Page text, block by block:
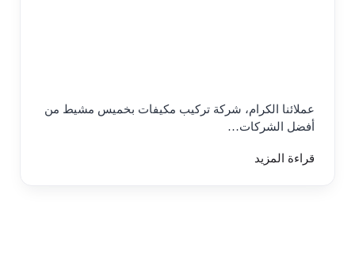
عملائنا الكرام، شركة تركيب مكيفات بخميس مشيط من
أفضل الشركات…
قراءة المزيد